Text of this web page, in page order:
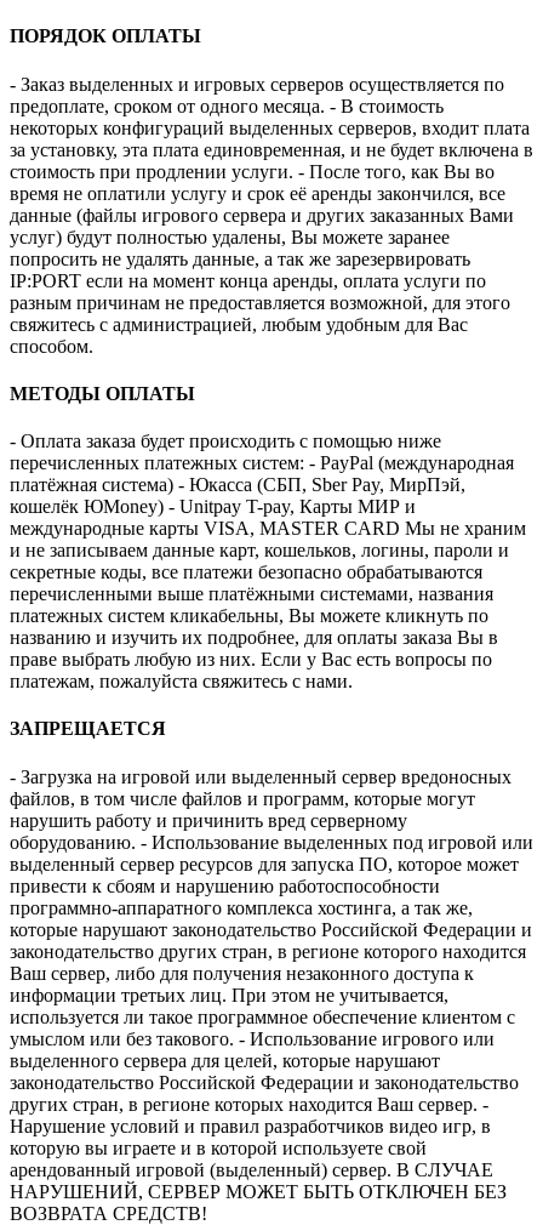
ПОРЯДОК ОПЛАТЫ
- Заказ выделенных и игровых серверов осуществляется по
предоплате, сроком от одного месяца. - В стоимость
некоторых конфигураций выделенных серверов, входит плата
за установку, эта плата единовременная, и не будет включена в
стоимость при продлении услуги. - После того, как Вы во
время не оплатили услугу и срок её аренды закончился, все
данные (файлы игрового сервера и других заказанных Вами
услуг) будут полностью удалены, Вы можете заранее
попросить не удалять данные, а так же зарезервировать
IP:PORT если на момент конца аренды, оплата услуги по
разным причинам не предоставляется возможной, для этого
свяжитесь с администрацией, любым удобным для Вас
способом.
МЕТОДЫ ОПЛАТЫ
- Оплата заказа будет происходить с помощью ниже
перечисленных платежных систем: - PayPal (международная
платёжная система) - Юкасса (СБП, Sber Pay, МирПэй,
кошелёк ЮMoney) - Unitpay T-pay, Карты МИР и
международные карты VISA, MASTER CARD Мы не храним
и не записываем данные карт, кошельков, логины, пароли и
секретные коды, все платежи безопасно обрабатываются
перечисленными выше платёжными системами, названия
платежных систем кликабельны, Вы можете кликнуть по
названию и изучить их подробнее, для оплаты заказа Вы в
праве выбрать любую из них. Если у Вас есть вопросы по
платежам, пожалуйста свяжитесь с нами.
ЗАПРЕЩАЕТСЯ
- Загрузка на игровой или выделенный сервер вредоносных
файлов, в том числе файлов и программ, которые могут
нарушить работу и причинить вред серверному
оборудованию. - Использование выделенных под игровой или
выделенный сервер ресурсов для запуска ПО, которое может
привести к сбоям и нарушению работоспособности
программно-аппаратного комплекса хостинга, а так же,
которые нарушают законодательство Российской Федерации и
законодательство других стран, в регионе которого находится
Ваш сервер, либо для получения незаконного доступа к
информации третьих лиц. При этом не учитывается,
используется ли такое программное обеспечение клиентом с
умыслом или без такового. - Использование игрового или
выделенного сервера для целей, которые нарушают
законодательство Российской Федерации и законодательство
других стран, в регионе которых находится Ваш сервер. -
Нарушение условий и правил разработчиков видео игр, в
которую вы играете и в которой используете свой
арендованный игровой (выделенный) сервер. В СЛУЧАЕ
НАРУШЕНИЙ, СЕРВЕР МОЖЕТ БЫТЬ ОТКЛЮЧЕН БЕЗ
ВОЗВРАТА СРЕДСТВ!